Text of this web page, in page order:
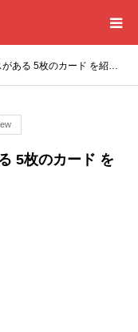
がある 5枚のカード を紹…
5枚のカード を